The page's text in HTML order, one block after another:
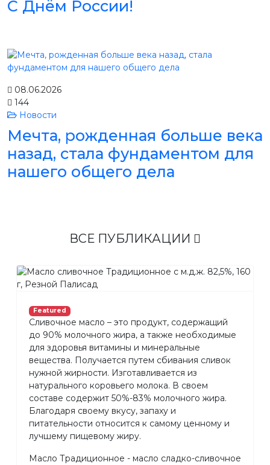
С Днём России!
08.06.2026
144
Новости
Мечта, рожденная больше века
назад, стала фундаментом для
нашего общего дела
ВСЕ ПУБЛИКАЦИИ
Featured
Сливочное масло – это продукт, содержащий
до 90% молочного жира, а также необходимые
для здоровья витамины и минеральные
вещества. Получается путем сбивания сливок
нужной жирности. Изготавливается из
натурального коровьего молока. В своем
составе содержит 50%-83% молочного жира.
Благодаря своему вкусу, запаху и
питательности относится к самому ценному и
лучшему пищевому жиру.
Масло Традиционное - масло сладко-сливочное